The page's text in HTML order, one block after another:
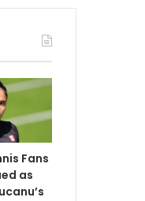
Fans
as